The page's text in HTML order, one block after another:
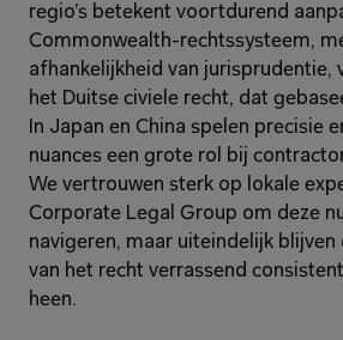
regio’s betekent voortdurend
Commonwealth-rechtssysteem,
afhankelijkheid van jurisprudentie,
het Duitse civiele recht, dat
In Japan en China spelen precisie
nuances een grote rol bij
We vertrouwen sterk op lokale
Corporate Legal Group om deze
navigeren, maar uiteindelijk blijven
van het recht verrassend
heen.